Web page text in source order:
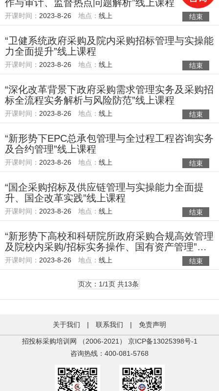
作与审计、监督热点问题解析”线上课程
开课时间： 2023-8-26 地点： 线上 结束
“卫健系统政府采购及院内采购招标管理与实操能
力全面提升”线上课程
开课时间： 2023-8-26 地点： 线上 结束
“深化改革背景下政府采购需求管理实务及采购招
标全流程实务解析与风险防范”线上课程
开课时间： 2023-8-26 地点： 线上 结束
“新形势下EPC总承包管理与全过程工程咨询实务
及合约管理”线上课程
开课时间： 2023-8-26 地点： 线上 结束
“国企采购招标及供应链管理与实操能力全面提
升、国企改革实践”线上课程
开课时间： 2023-8-26 地点： 线上 结束
“新形势下高校和科研院所政府采购合规高效管理
及院校内采购/招标实务操作、国有资产管理”线
上课程
开课时间： 2023-8-26 地点： 线上 结束
页次：1/1页 共13条
关于我们 | 联系我们 | 免责声明
招投标采购培训网 （2006-2021） 京ICP备13025398号-1
咨询热线：400-081-5768